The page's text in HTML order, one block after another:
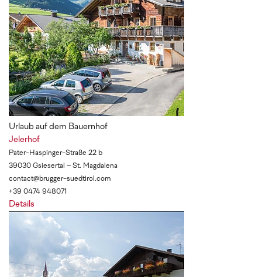
Urlaub auf dem Bauernhof
Jelerhof
Pater-Haspinger-Straße 22 b
39030 Gsiesertal – St. Magdalena
contact@brugger-suedtirol.com
+39 0474 948071
Details